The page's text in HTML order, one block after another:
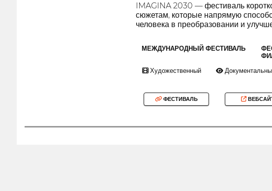
IMAGINA 2030 — фестиваль
сюжетам, которые напрямую
человека в преобразовании и
МЕЖДУНАРОДНЫЙ ФЕСТИВАЛЬ
Художественный
ФЕСТИВАЛЬ